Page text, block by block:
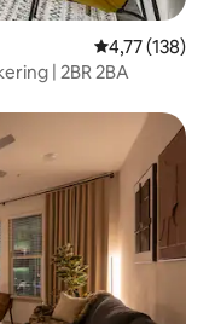
4,77 ud af 5 i
4,77 (138)
| 2BR 2BA